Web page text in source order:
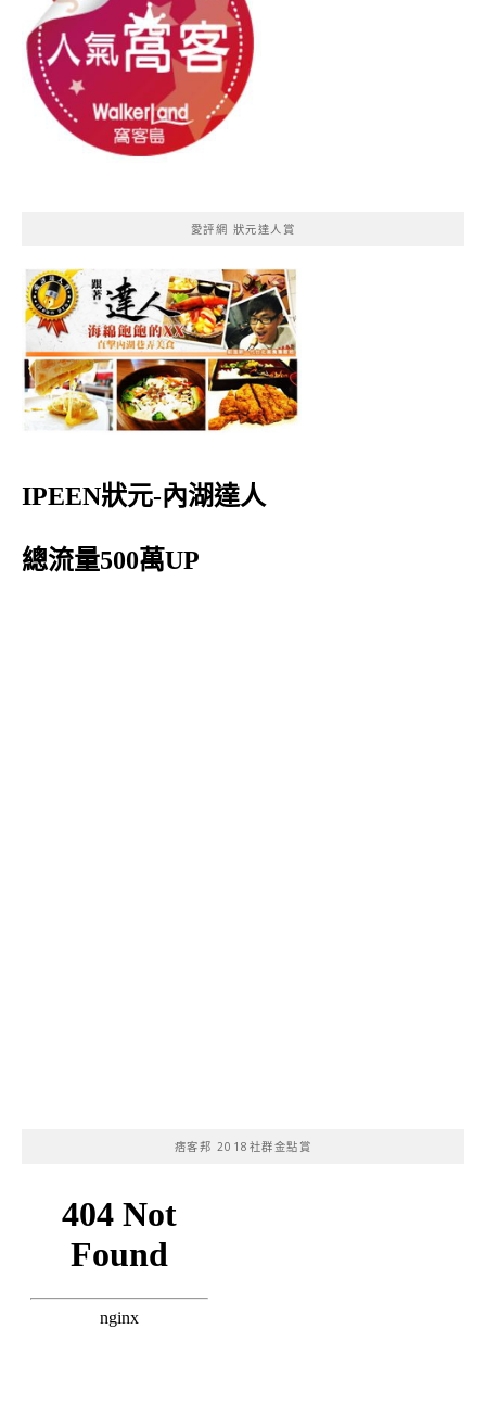
愛評網 狀元達人賞
IPEEN狀元-內湖達人
總流量500萬UP
痞客邦 2018社群金點賞